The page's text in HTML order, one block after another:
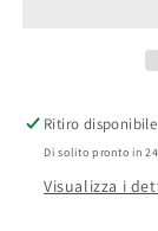
Ritiro
Di solito pronto in
Visualizza i